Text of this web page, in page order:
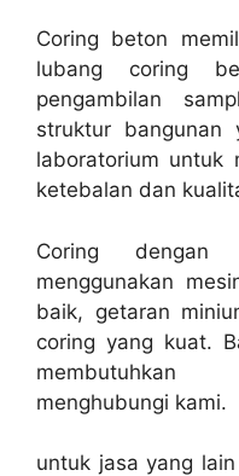
Coring beton
lubang coring
pengambilan
struktur
laboratorium untuk
ketebalan dan
Coring dengan
menggunakan
baik, getaran
coring yang kuat.
membutuhkan
menghubungi kami.
untuk jasa yang